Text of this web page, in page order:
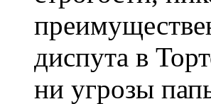
диспута в
ни угрозы